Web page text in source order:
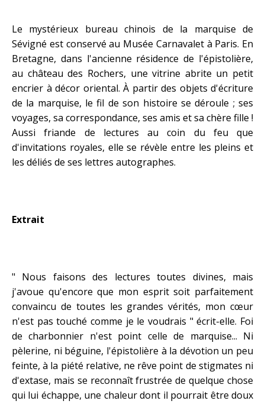
Le mystérieux bureau chinois de la marquise de
Sévigné est conservé au Musée Carnavalet à Paris. En
Bretagne, dans l'ancienne résidence de l'épistolière,
au château des Rochers, une vitrine abrite un petit
encrier à décor oriental. À partir des objets d'écriture
de la marquise, le fil de son histoire se déroule ; ses
voyages, sa correspondance, ses amis et sa chère fille !
Aussi friande de lectures au coin du feu que
d'invitations royales, elle se révèle entre les pleins et
les déliés de ses lettres autographes.
Extrait
" Nous faisons des lectures toutes divines, mais
j'avoue qu'encore que mon esprit soit parfaitement
convaincu de toutes les grandes vérités, mon cœur
n'est pas touché comme je le voudrais " écrit-elle. Foi
de charbonnier n'est point celle de marquise... Ni
pèlerine, ni béguine, l'épistolière à la dévotion un peu
feinte, à la piété relative, ne rêve point de stigmates ni
d'extase, mais se reconnaît frustrée de quelque chose
qui lui échappe, une chaleur dont il pourrait être doux